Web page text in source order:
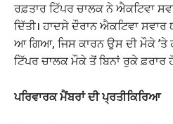
ਰਫ਼ਤਾਰ ਟਿੱਪਰ ਚਾਲਕ ਨੇ ਐਕਟਿਵਾ
ਦਿੱਤੀ। ਹਾਦਸੇ ਦੌਰਾਨ ਐਕਟਿਵਾ
ਆ ਗਿਆ, ਜਿਸ ਕਾਰਨ ਉਸ ਦੀ ਮੌਕੇ ’ਤੇ
ਟਿੱਪਰ ਚਾਲਕ ਮੌਕੇ ਤੋਂ ਬਿਨਾਂ ਰੁਕੇ ਫ਼ਰਾਰ
ਪਰਿਵਾਰਕ ਮੈਂਬਰਾਂ ਦੀ ਪ੍ਰਤੀਕਿਰਿਆ